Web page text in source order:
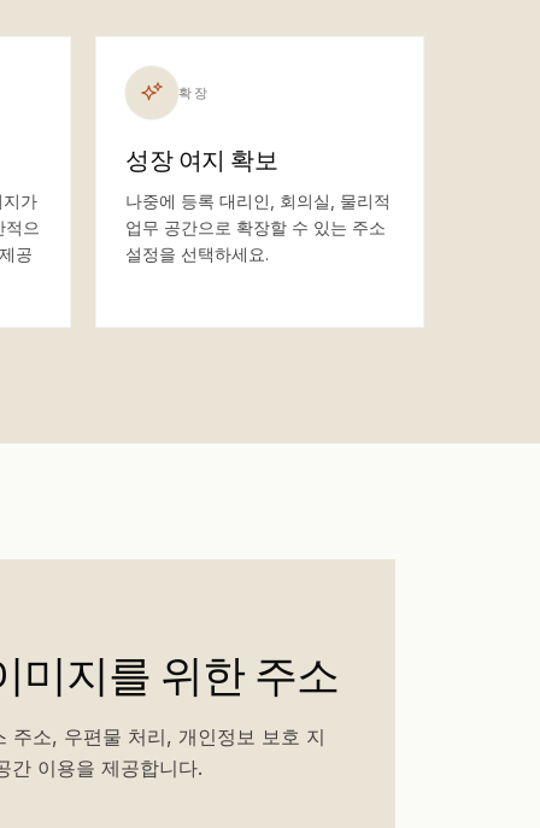
가
적으
공
확장
성장 여지 확보
나중에 등록 대리인, 회의실, 물리적
업무 공간으로 확장할 수 있는 주소
설정을 선택하세요.
미지를 위한 주소
주소, 우편물 처리, 개인정보 보호 지
간 이용을 제공합니다.